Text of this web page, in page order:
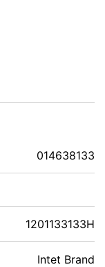
014638133
1201133133H
Intet Brand